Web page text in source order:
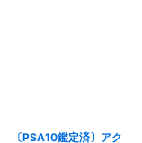
〔PSA10鑑定済〕アク